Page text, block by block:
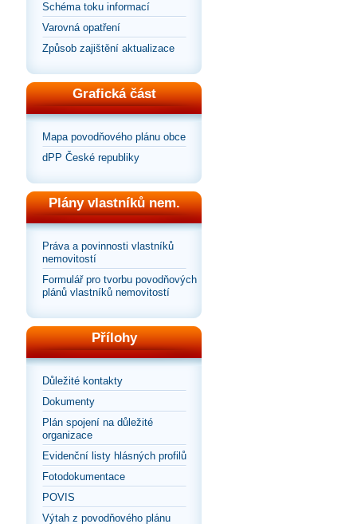
Schéma toku informací
Varovná opatření
Způsob zajištění aktualizace
Grafická část
Mapa povodňového plánu obce
dPP České republiky
Plány vlastníků nem.
Práva a povinnosti vlastníků
nemovitostí
Formulář pro tvorbu povodňových
plánů vlastníků nemovitostí
Přílohy
Důležité kontakty
Dokumenty
Plán spojení na důležité
organizace
Evidenční listy hlásných profilů
Fotodokumentace
POVIS
Výtah z povodňového plánu